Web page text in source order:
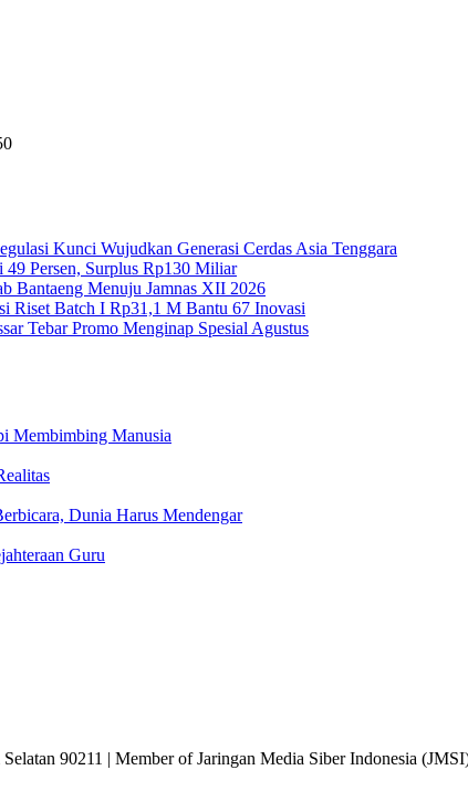
Kunci Wujudkan Generasi Cerdas Asia Tenggara
49 Persen, Surplus Rp130 Miliar
Bantaeng Menuju Jamnas XII 2026
Riset Batch I Rp31,1 M Bantu 67 Inovasi
Tebar Promo Menginap Spesial Agustus
Membimbing Manusia
Dunia Harus Mendengar
Guru
90211 | Member of Jaringan Media Siber Indonesia